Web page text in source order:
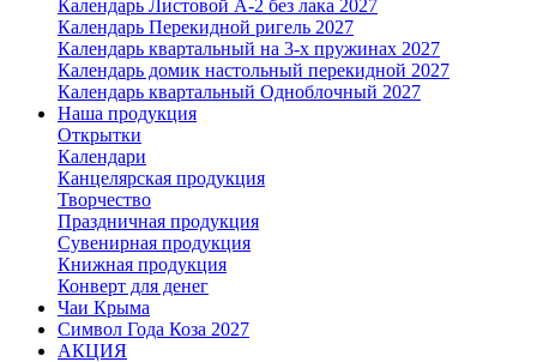
Календарь Листовой А-2 без лака 2027
Календарь Перекидной ригель 2027
Календарь квартальный на 3-х пружинах 2027
Календарь домик настольный перекидной 2027
Календарь квартальный Одноблочный 2027
Наша продукция
Открытки
Календари
Канцелярская продукция
Творчество
Праздничная продукция
Сувенирная продукция
Книжная продукция
Конверт для денег
Чаи Крыма
Символ Года Коза 2027
АКЦИЯ